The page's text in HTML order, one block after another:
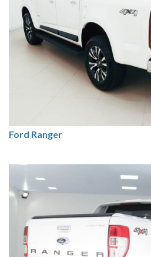
Ford Ranger